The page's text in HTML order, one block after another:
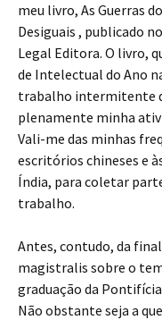
meu livro, As Guerras
Desiguais , publicado
Legal Editora. O livro,
de Intelectual do Ano
trabalho intermitente
plenamente minha
Vali-me das minhas
escritórios chineses e
Índia, para coletar
trabalho.
Antes, contudo, da
magistralis sobre o
graduação da
Não obstante seja a